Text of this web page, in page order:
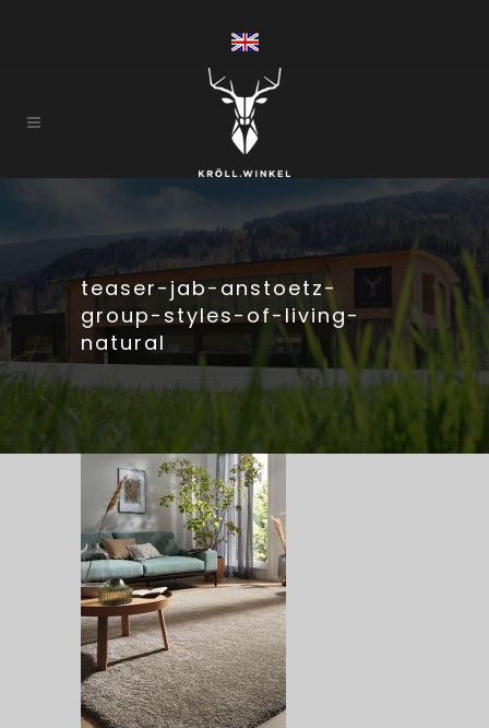
teaser-jab-anstoetz-
group-styles-of-living-
natural